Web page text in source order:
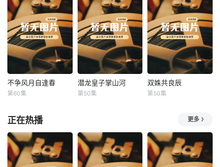
不争风月自逢春
不争风月自逢春
第60集
潜龙皇子掌山河
潜龙皇子掌山河
第50集
双姝共良辰
双姝共良辰
第50集
正在热播 更多